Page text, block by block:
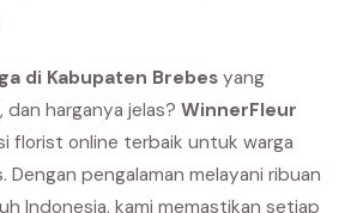
di Kabupaten Brebes yang
harganya jelas? WinnerFleur
florist online terbaik untuk warga
Dengan pengalaman melayani ribuan
Indonesia, kami memastikan setiap